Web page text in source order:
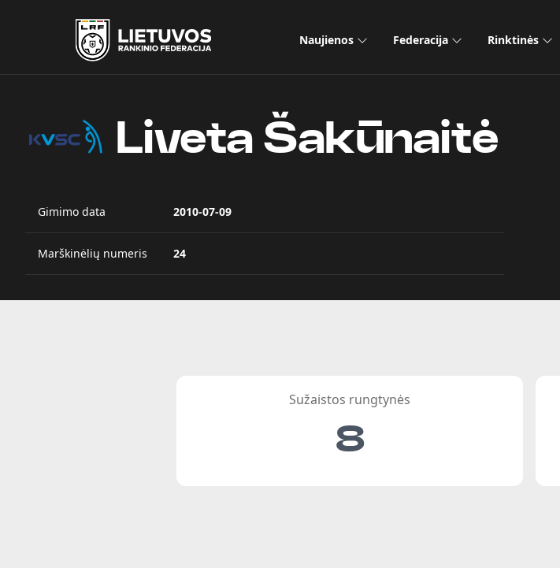
Naujienos Federacija Rinktinės
Liveta Šakūnaitė
Gimimo data 2010-07-09
Marškinėlių numeris 24
Sužaistos rungtynės
8